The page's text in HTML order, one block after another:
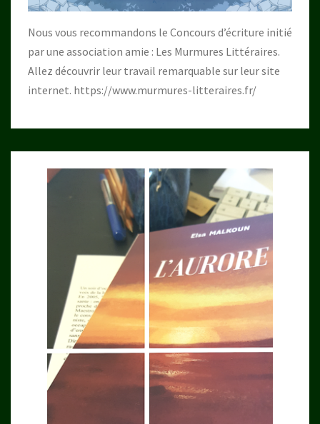
Nous vous recommandons le Concours d’écriture initié
par une association amie : Les Murmures Littéraires.
Allez découvrir leur travail remarquable sur leur site
internet. https://www.murmures-litteraires.fr/